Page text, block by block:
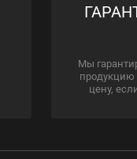
Мы
продукцию
цену,